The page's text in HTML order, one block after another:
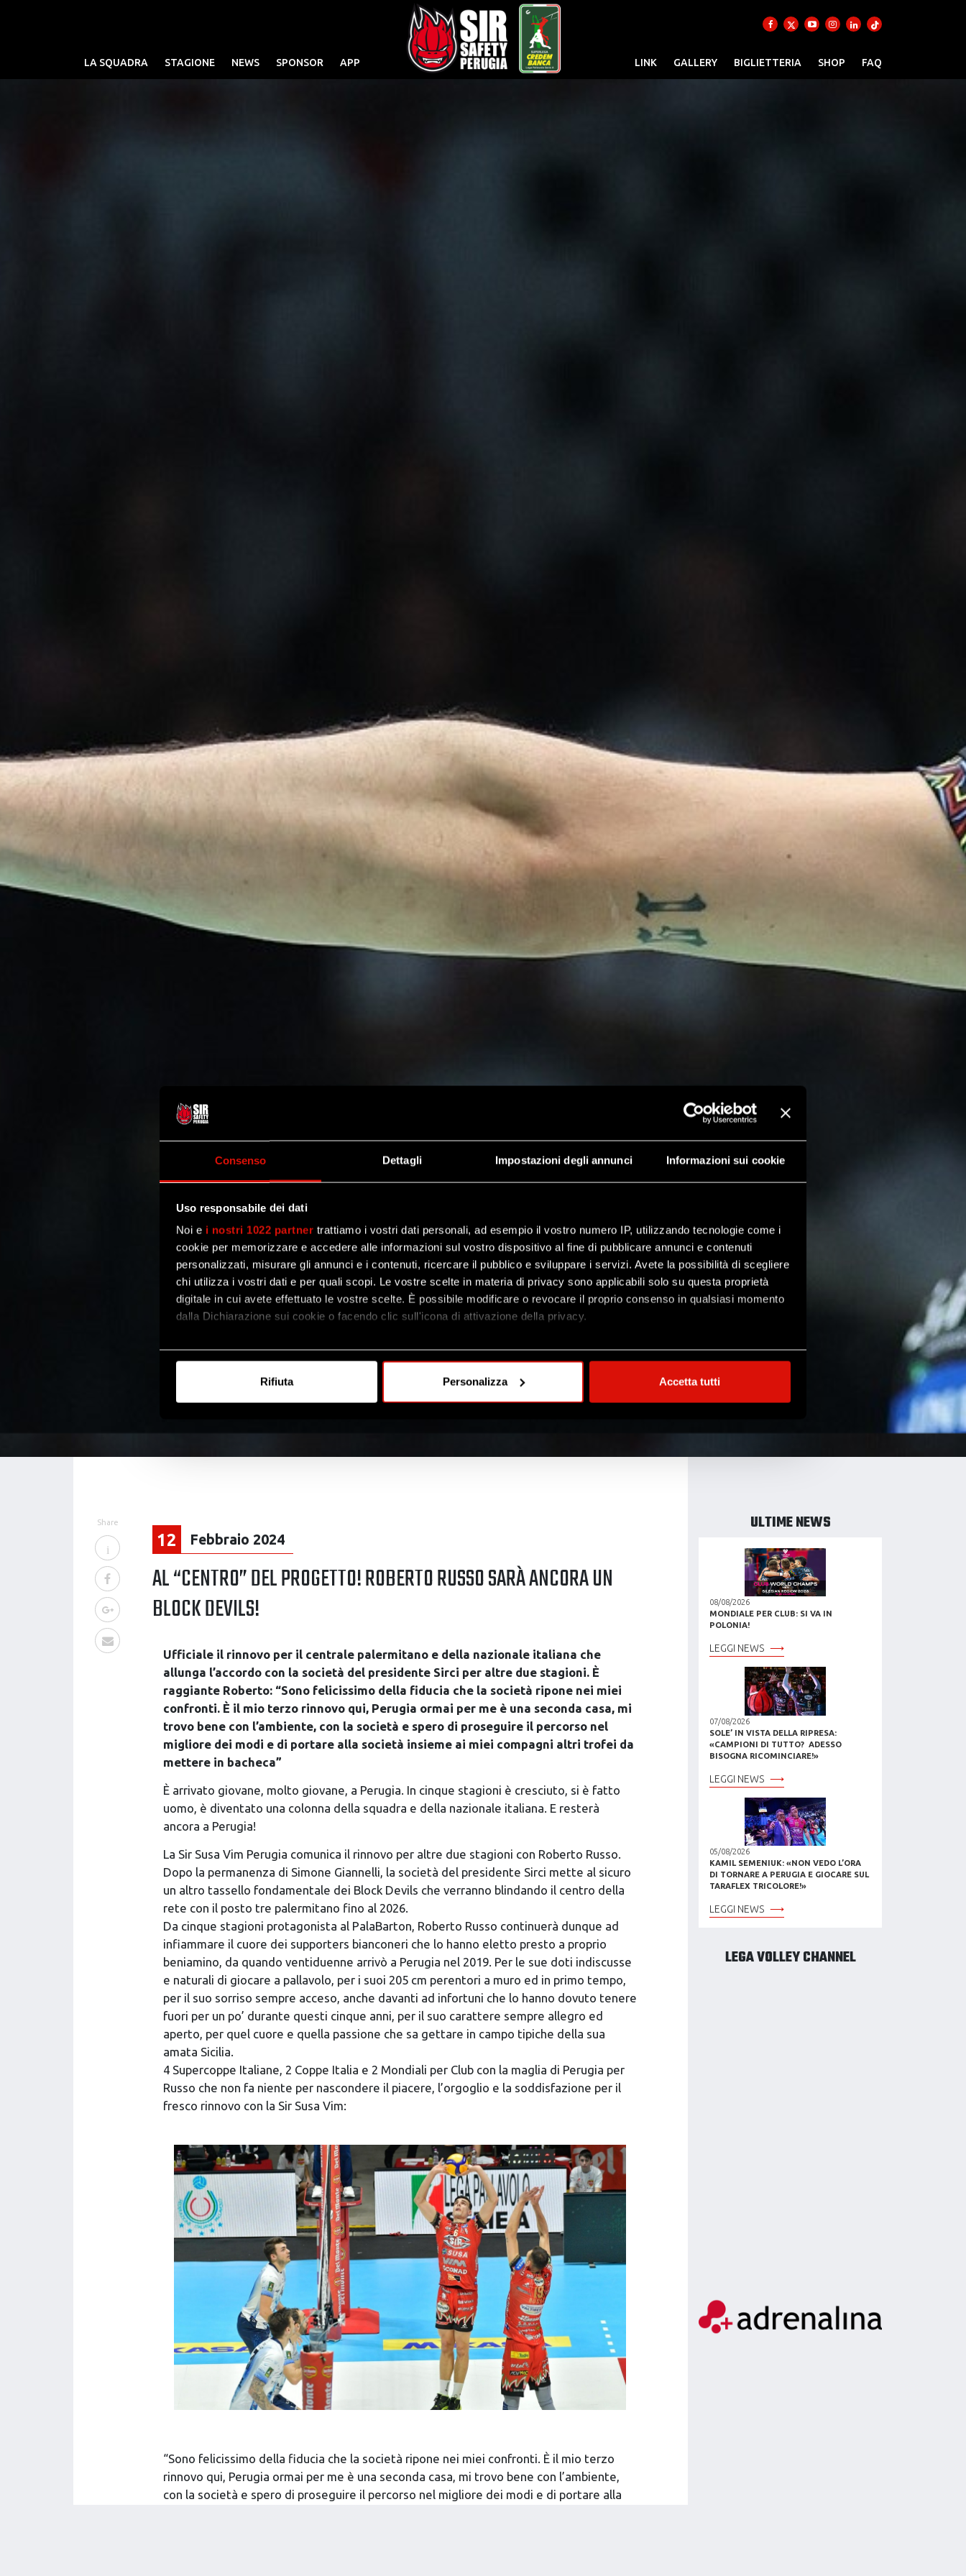
Consenso Dettagli Impostazioni degli annunci Informazioni sui cookie
Uso responsabile dei dati
Noi e i nostri 1022 partner trattiamo i vostri dati personali, ad esempio il vostro numero IP, utilizzando tecnologie come i
cookie per memorizzare e accedere alle informazioni sul vostro dispositivo al fine di pubblicare annunci e contenuti
personalizzati, misurare gli annunci e i contenuti, ricercare il pubblico e sviluppare i servizi. Avete la possibilità di scegliere
chi utilizza i vostri dati e per quali scopi. Le vostre scelte in materia di privacy sono applicabili solo su questa proprietà
digitale in cui avete effettuato le vostre scelte. È possibile modificare o revocare il proprio consenso in qualsiasi momento
dalla Dichiarazione sui cookie o facendo clic sull'icona di attivazione della privacy.
Con il tuo consenso, vorremmo anche:
Identificare il tuo dispositivo, scansionandolo attivamente alla ricerca di caratteristiche specifiche (impronte
digitali).
che hanno raccolto dal tuo utilizzo dei loro servizi.
Rifiuta Personalizza Accetta tutti
Share
12 Febbraio 2024
AL “CENTRO” DEL PROGETTO! ROBERTO RUSSO SARÀ ANCORA UN
BLOCK DEVILS!
Ufficiale il rinnovo per il centrale palermitano e della nazionale italiana che
allunga l’accordo con la società del presidente Sirci per altre due stagioni. È
raggiante Roberto: “Sono felicissimo della fiducia che la società ripone nei miei
confronti. È il mio terzo rinnovo qui, Perugia ormai per me è una seconda casa, mi
trovo bene con l’ambiente, con la società e spero di proseguire il percorso nel
migliore dei modi e di portare alla società insieme ai miei compagni altri trofei da
mettere in bacheca”
È arrivato giovane, molto giovane, a Perugia. In cinque stagioni è cresciuto, si è fatto
uomo, è diventato una colonna della squadra e della nazionale italiana. E resterà
ancora a Perugia!
La Sir Susa Vim Perugia comunica il rinnovo per altre due stagioni con Roberto Russo.
Dopo la permanenza di Simone Giannelli, la società del presidente Sirci mette al sicuro
un altro tassello fondamentale dei Block Devils che verranno blindando il centro della
rete con il posto tre palermitano fino al 2026.
Da cinque stagioni protagonista al PalaBarton, Roberto Russo continuerà dunque ad
infiammare il cuore dei supporters bianconeri che lo hanno eletto presto a proprio
beniamino, da quando ventiduenne arrivò a Perugia nel 2019. Per le sue doti indiscusse
e naturali di giocare a pallavolo, per i suoi 205 cm perentori a muro ed in primo tempo,
per il suo sorriso sempre acceso, anche davanti ad infortuni che lo hanno dovuto tenere
fuori per un po’ durante questi cinque anni, per il suo carattere sempre allegro ed
aperto, per quel cuore e quella passione che sa gettare in campo tipiche della sua
amata Sicilia.
4 Supercoppe Italiane, 2 Coppe Italia e 2 Mondiali per Club con la maglia di Perugia per
Russo che non fa niente per nascondere il piacere, l’orgoglio e la soddisfazione per il
fresco rinnovo con la Sir Susa Vim:
“Sono felicissimo della fiducia che la società ripone nei miei confronti. È il mio terzo
rinnovo qui, Perugia ormai per me è una seconda casa, mi trovo bene con l’ambiente,
con la società e spero di proseguire il percorso nel migliore dei modi e di portare alla
ULTIME NEWS
08/08/2026
MONDIALE PER CLUB: SI VA IN
POLONIA!
LEGGI NEWS
07/08/2026
SOLE’ IN VISTA DELLA RIPRESA:
«CAMPIONI DI TUTTO? ADESSO
BISOGNA RICOMINCIARE!»
LEGGI NEWS
05/08/2026
KAMIL SEMENIUK: «NON VEDO L’ORA
DI TORNARE A PERUGIA E GIOCARE SUL
TARAFLEX TRICOLORE!»
LEGGI NEWS
LEGA VOLLEY CHANNEL
LA SQUADRA STAGIONE NEWS SPONSOR APP LINK GALLERY BIGLIETTERIA SHOP FAQ